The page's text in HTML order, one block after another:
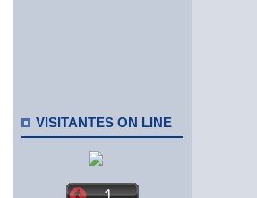
VISITANTES ON LINE